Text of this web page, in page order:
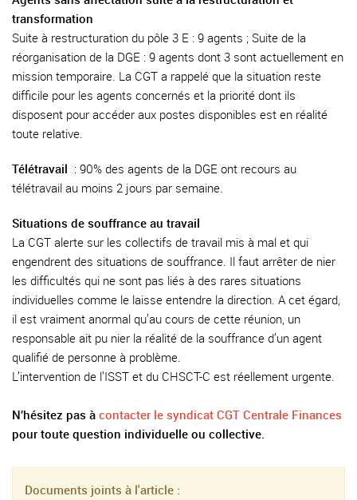
transformation
Suite à restructuration du pôle 3 E : 9 agents ; Suite de la
réorganisation de la DGE : 9 agents dont 3 sont actuellement en
mission temporaire. La CGT a rappelé que la situation reste
difficile pour les agents concernés et la priorité dont ils
disposent pour accéder aux postes disponibles est en réalité
toute relative.
Télétravail : 90% des agents de la DGE ont recours au
télétravail au moins 2 jours par semaine.
Situations de souffrance au travail
La CGT alerte sur les collectifs de travail mis à mal et qui
engendrent des situations de souffrance. Il faut arrêter de nier
les difficultés qui ne sont pas liés à des rares situations
individuelles comme le laisse entendre la direction. A cet égard,
il est vraiment anormal qu’au cours de cette réunion, un
responsable ait pu nier la réalité de la souffrance d’un agent
qualifié de personne à problème.
L’intervention de l’ISST et du CHSCT-C est réellement urgente.
N’hésitez pas à contacter le syndicat CGT Centrale Finances
pour toute question individuelle ou collective.
Documents joints à l'article :